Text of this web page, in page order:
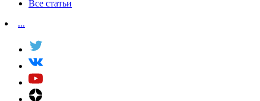
Все статьи
...